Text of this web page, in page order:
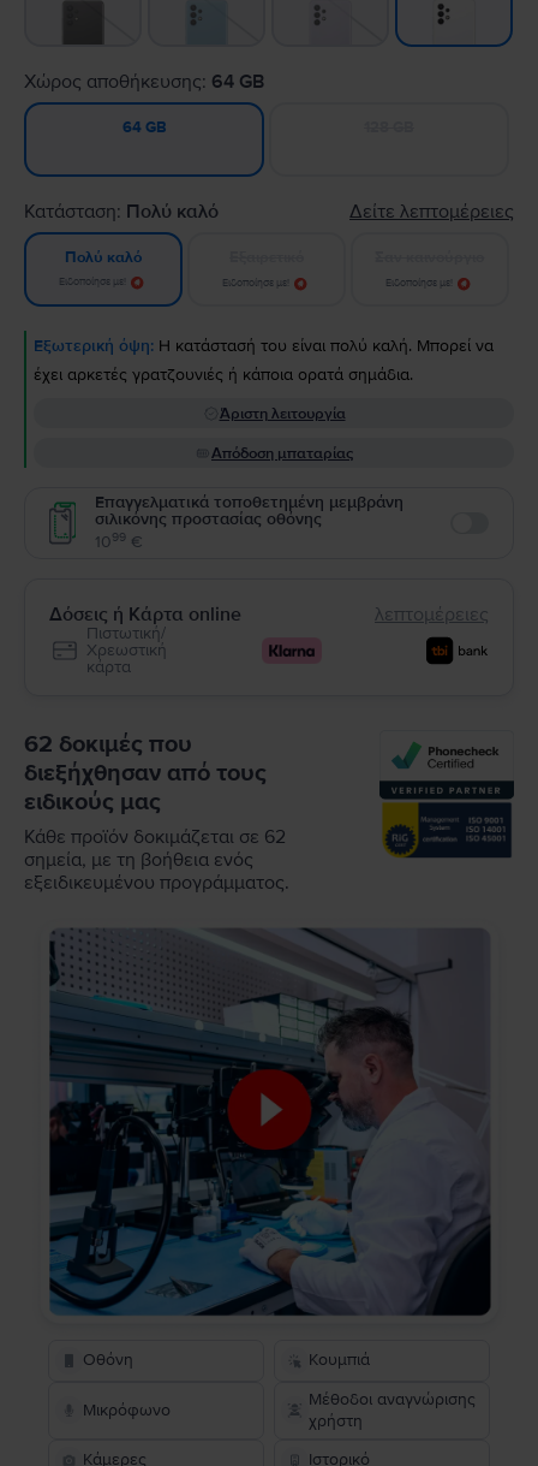
Χώρος αποθήκευσης: 64 GB
64 GB
Κατάσταση: Πολύ καλό Δείτε λεπτομέρειες
Πολύ καλό
Ειδοποίησε με! Ειδοποίησε με! Ειδοποίησε με!
Εξωτερική όψη: Η κατάστασή του είναι πολύ καλή. Μπορεί να
έχει αρκετές γρατζουνιές ή κάποια ορατά σημάδια.
Άριστη λειτουργία
Απόδοση μπαταρίας
Επαγγελματικά τοποθετημένη μεμβράνη
σιλικόνης προστασίας οθόνης
1099 €
Δόσεις ή Κάρτα online λεπτομέρειες
Πιστωτική/
Χρεωστική
κάρτα
62 δοκιμές που
διεξήχθησαν από τους
ειδικούς μας
Κάθε προϊόν δοκιμάζεται σε 62
σημεία, με τη βοήθεια ενός
εξειδικευμένου προγράμματος.
Οθόνη Κουμπιά
Μικρόφωνο
Μέθοδοι αναγνώρισης
χρήστη
Κάμερες
Ιστορικό